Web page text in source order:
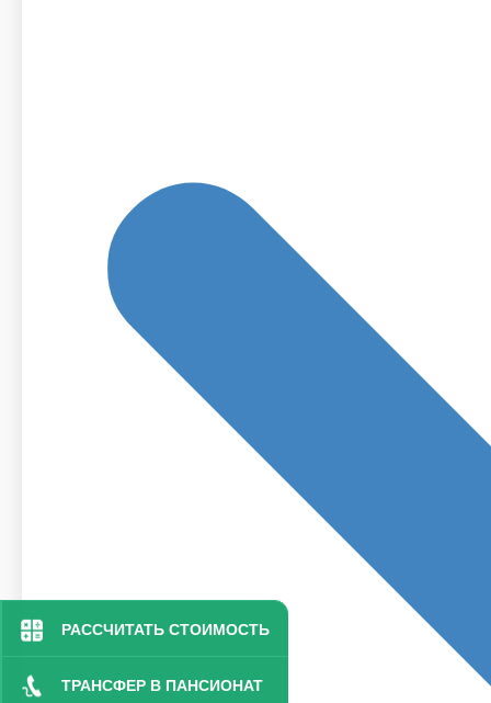
РАССЧИТАТЬ СТОИМОСТЬ
ТРАНСФЕР В ПАНСИОНАТ